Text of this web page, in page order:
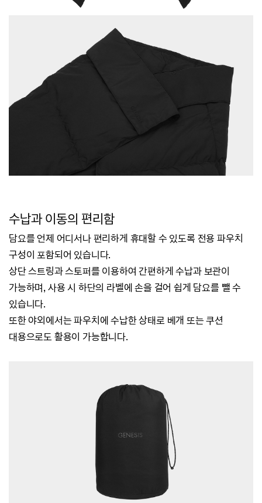
수납과 이동의 편리함
담요를언제 어디서나 편리하게 휴대할 수 있도록 전용 파우치
구성이 포함되어 있습니다.
상단 스트링과 스토퍼를 이용하여 간편하게 수납과 보관이
가능하며, 사용 시 하단의 라벨에 손을 걸어 쉽게 담요를 뺄 수
있습니다.
또한 야외에서는 파우치에 수납한 상태로 베개 또는 쿠션
대용으로도 활용이 가능합니다.